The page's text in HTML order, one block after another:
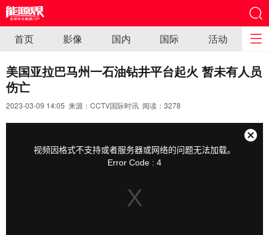
首页 影像 国内 国际 活动
美国亚拉巴马州一石油钻井平台起火 暂未有人员
伤亡
2023-03-09 14:05 来源：CCTV国际时讯 阅读： 3278
视频因格式不支持或者服务器或网络的问题无法加载。
Error Code : 4
关